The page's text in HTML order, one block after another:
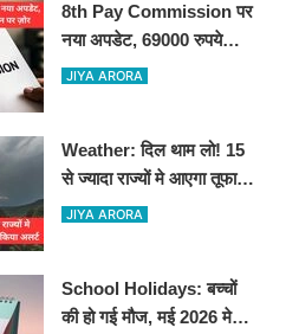
8th Pay Commission पर
नया अपडेट, 69000 रुपये
न्यूनतम वेतन पर ज़ोर
JIYA ARORA
Weather: दिल थाम लो! 15
से ज्यादा राज्यों मे आएगा तूफान,
IMD ने जारी किया अलर्ट
JIYA ARORA
School Holidays: बच्चों
की हो गई मौज, मई 2026 मे